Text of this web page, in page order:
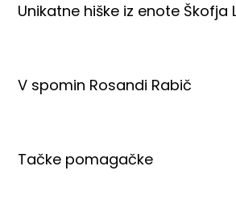
Unikatne hiške iz enote Škofja
V spomin Rosandi Rabič
Tačke pomagačke